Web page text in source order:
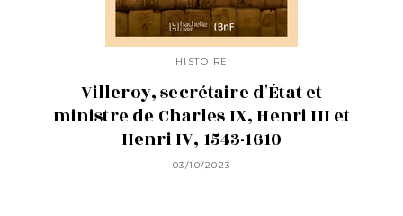
HISTOIRE
Villeroy, secrétaire d'État et
ministre de Charles IX, Henri III et
Henri IV, 1543-1610
03/10/2023